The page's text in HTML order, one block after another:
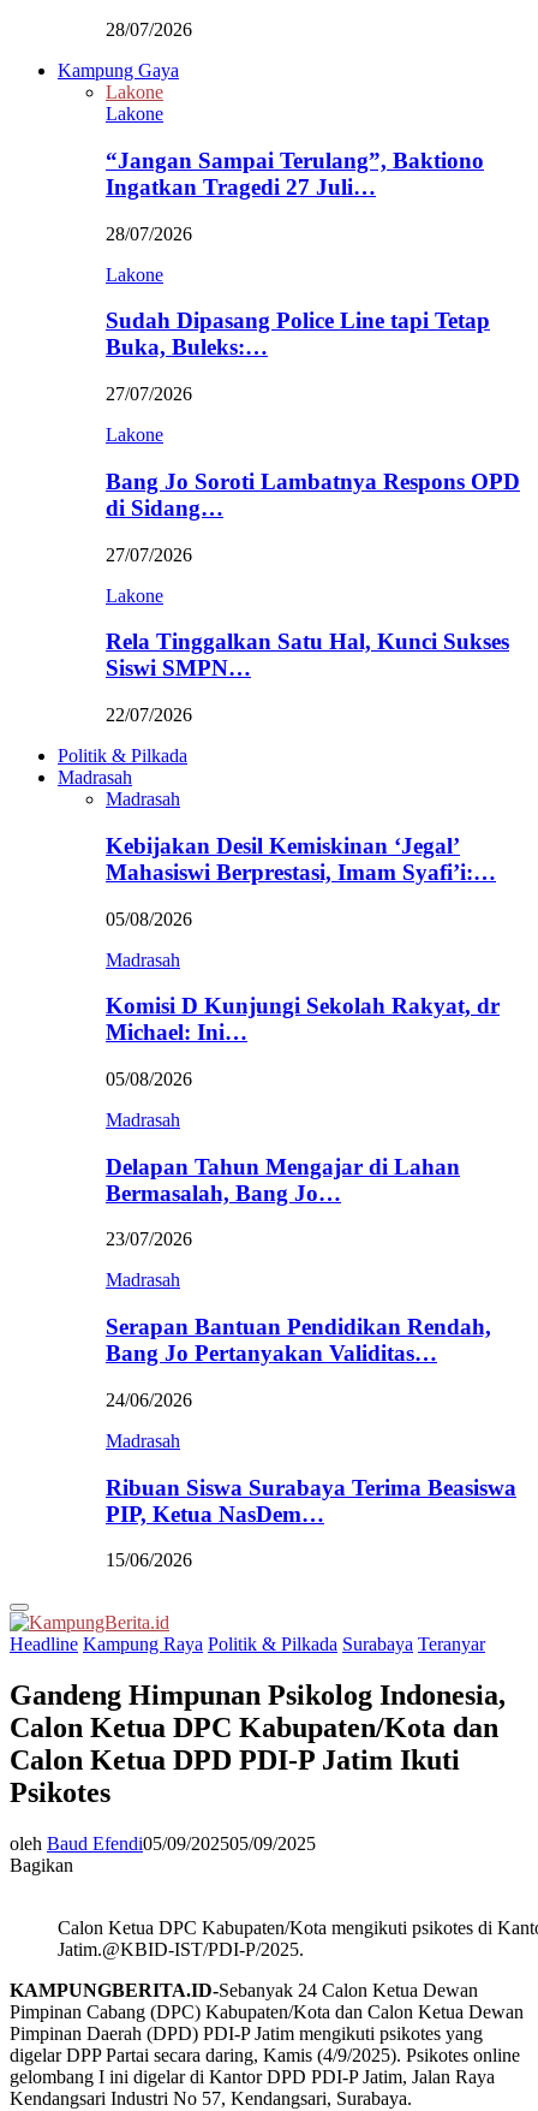
28/07/2026
Kampung Gaya
Lakone
Lakone
“Jangan Sampai Terulang”, Baktiono
Ingatkan Tragedi 27 Juli…
28/07/2026
Lakone
Sudah Dipasang Police Line tapi Tetap
Buka, Buleks:…
27/07/2026
Lakone
Bang Jo Soroti Lambatnya Respons OPD
di Sidang…
27/07/2026
Lakone
Rela Tinggalkan Satu Hal, Kunci Sukses
Siswi SMPN…
22/07/2026
Politik & Pilkada
Madrasah
Madrasah
Kebijakan Desil Kemiskinan ‘Jegal’
Mahasiswi Berprestasi, Imam Syafi’i:…
05/08/2026
Madrasah
Komisi D Kunjungi Sekolah Rakyat, dr
Michael: Ini…
05/08/2026
Madrasah
Delapan Tahun Mengajar di Lahan
Bermasalah, Bang Jo…
23/07/2026
Madrasah
Serapan Bantuan Pendidikan Rendah,
Bang Jo Pertanyakan Validitas…
24/06/2026
Madrasah
Ribuan Siswa Surabaya Terima Beasiswa
PIP, Ketua NasDem…
15/06/2026
Primary
Menu
Headline Kampung Raya Politik & Pilkada Surabaya Teranyar
Gandeng Himpunan Psikolog Indonesia,
Calon Ketua DPC Kabupaten/Kota dan
Calon Ketua DPD PDI-P Jatim Ikuti
Psikotes
oleh Baud Efendi05/09/202505/09/2025
Bagikan
Calon Ketua DPC Kabupaten/Kota mengikuti psikotes di
Jatim.@KBID-IST/PDI-P/2025.
KAMPUNGBERITA.ID-Sebanyak 24 Calon Ketua Dewan
Pimpinan Cabang (DPC) Kabupaten/Kota dan Calon Ketua Dewan
Pimpinan Daerah (DPD) PDI-P Jatim mengikuti psikotes yang
digelar DPP Partai secara daring, Kamis (4/9/2025). Psikotes online
gelombang I ini digelar di Kantor DPD PDI-P Jatim, Jalan Raya
Kendangsari Industri No 57, Kendangsari, Surabaya.